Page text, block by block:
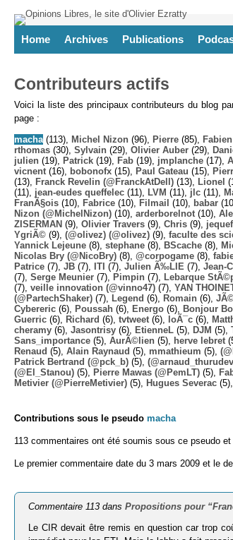
Home Archives Publications
Contributeurs actifs
Voici la liste des principaux contributeurs du blog
page :
macha (113), Michel Nizon (96), Pierre (85), Fabien
rthomas (30), Sylvain (29), Olivier Auber (29),
julien (19), Patrick (19), Fab (19), jmplanche (17),
vicnent (16), bobonofx (15), Paul Gateau (15),
(13),
Franck Revelin (@FranckAtDell) (13), Lionel
(11), jean-eudes queffelec (11), LVM (11), jlc (11),
FranÃ§ois (10), Fabrice (10), Filmail (10), babar
Nizon (@MichelNizon) (10), arderborelnot (10),
ZISERMAN (9), Olivier Travers (9), Chris (9),
YgriÃ© (9), (@olivez) (@olivez) (9), faculte des
Yannick Lejeune (8), stephane (8), BScache (8),
Nicolas Bry (@NicoBry) (8), @corpogame (8),
Patrice (7), JB (7), ITI (7), Julien Ã‰LIE (7), Jean-
(7), Serge Meunier (7), Pimpin (7), Lebarque
(7), veille innovation (@vinno47) (7), YAN
(@PartechShaker) (7), Legend (6), Romain (6),
Cybereric (6), Poussah (6), Energo (6), Bonjour
Guerric (6), Richard (6), tvtweet (6), loÃ¯c (6),
cheramy (6), Jasontrisy (6), EtienneL (5), DJM (5),
Sans_importance (5), AurÃ©lien (5), herve lebret
Renaud (5), Alain Raynaud (5), mmathieum (5),
Patrick Bertrand (@pck_b) (5),
(@El_Stanou) (5), Pierre Mawas (@PemLT) (5),
Metivier (@PierreMetivier) (5), Hugues Severac (5),
Contributions sous le pseudo macha
113 commentaires ont été soumis sous ce pseudo et
Le premier commentaire date du 3 mars 2009 et le
Commentaire 113 dansPropositions pour
Le CIR devait être remis en question car trop